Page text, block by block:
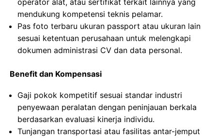
operator alat, atau sertifikat terkait lainnya yang
mendukung kompetensi teknis pelamar.
Pas foto terbaru ukuran passport atau ukuran lain
sesuai ketentuan perusahaan untuk melengkapi
dokumen administrasi CV dan data personal.
Benefit dan Kompensasi
Gaji pokok kompetitif sesuai standar industri
penyewaan peralatan dengan peninjauan berkala
berdasarkan evaluasi kinerja individu.
Tunjangan transportasi atau fasilitas antar-jemput